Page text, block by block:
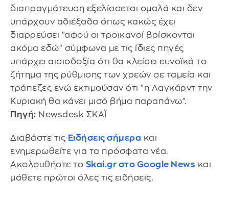
διαπραγμάτευση εξελίσσεται ομαλά και δεν
υπάρχουν αδιέξοδα όπως κακώς έχει
διαρρεύσει "αφού οι τροικανοί βρίσκονται
ακόμα εδώ" σύμφωνα με τις ίδιες πηγές
υπάρχει αισιοδοξία ότι θα κλείσει ευνοϊκά το
ζήτημα της ρύθμισης των χρεών σε ταμεία και
τράπεζες ενώ εκτιμούσαν ότι "η Λαγκάρντ την
Κυριακή θα κάνει μισό βήμα παραπάνω".
Πηγή: Νewsdesk ΣΚΑΪ
Διαβάστε τις Ειδήσεις σήμερα και
ενημερωθείτε για τα πρόσφατα νέα.
Ακολουθήστε το Skai.gr στο Google News και
μάθετε πρώτοι όλες τις ειδήσεις.